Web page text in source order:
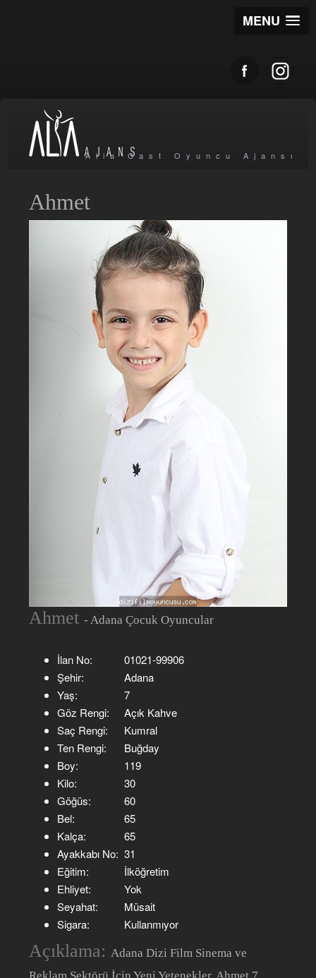
MENU
Alia Cast Oyuncu Ajansı
Ahmet
Ahmet- Adana Çocuk Oyuncular
İlan No:
01021-99906
Şehir:
Adana
Yaş:
7
Göz Rengi:
Açık Kahve
Saç Rengi:
Kumral
Ten Rengi:
Buğday
Boy:
119
Kilo:
30
Göğüs:
60
Bel:
65
Kalça:
65
Ayakkabı No: 31
Eğitim:
İlköğretim
Ehliyet:
Yok
Seyahat:
Müsait
Sigara:
Kullanmıyor
Açıklama:Adana Dizi Film Sinema ve